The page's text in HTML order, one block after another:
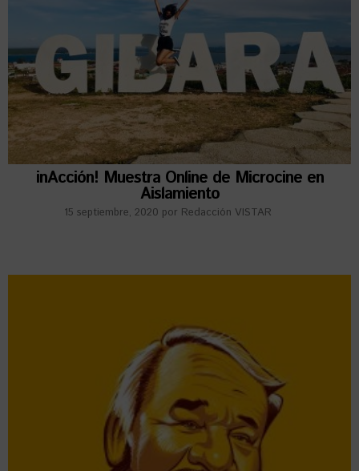
inAcción! Muestra Online de Microcine en
Aislamiento
15 septiembre, 2020 por Redacción VISTAR